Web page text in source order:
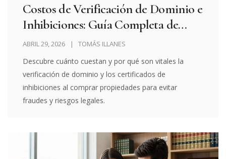
Costos de Verificación de Dominio e
Inhibiciones: Guía Completa de
Gastos
ABRIL 29, 2026 TOMÁS ILLANES
Descubre cuánto cuestan y por qué son vitales la
verificación de dominio y los certificados de
inhibiciones al comprar propiedades para evitar
fraudes y riesgos legales.